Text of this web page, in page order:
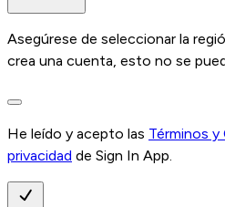
Asegúrese de seleccionar la
crea una cuenta, esto no se
He leído y acepto las Términos
privacidad de Sign In App.